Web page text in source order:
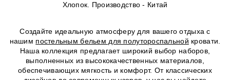
Хлопок. Производство - Китай
Создайте идеальную атмосферу для вашего отдыха с
нашим постельным бельем для полутороспальной кровати.
Наша коллекция предлагает широкий выбор наборов,
выполненных из высококачественных материалов,
обеспечивающих мягкость и комфорт. От классических